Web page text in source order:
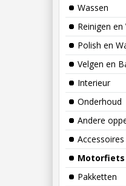
Wassen
Reinigen
Polish en
Velgen en
Interieur
Onderhoud
Andere
Accessoires
Motorfiets
Pakketten